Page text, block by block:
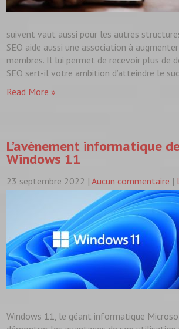
suivent vaut aussi pour les autres
SEO aide aussi une association à
membres. Il lui permet de recevoir plus de
SEO sert-il votre ambition d’atteindre le
Read More »
L’avènement informatique de
Windows 11
23 septembre 2022 |Aucun commentaire |
Windows 11, le géant informatique